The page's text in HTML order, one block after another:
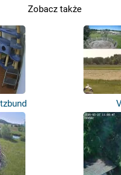
Zobacz także